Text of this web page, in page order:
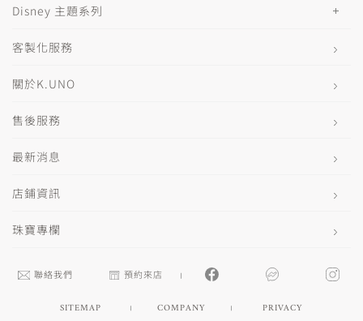
Disney 主題系列
客製化服務
關於K.UNO
售後服務
最新消息
店鋪資訊
珠寶專欄
聯絡我們 預約來店
SITEMAP COMPANY PRIVACY